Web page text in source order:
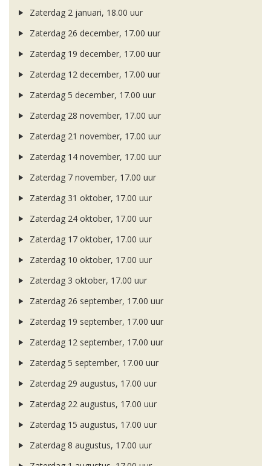
Zaterdag 2 januari, 18.00 uur
Zaterdag 26 december, 17.00 uur
Zaterdag 19 december, 17.00 uur
Zaterdag 12 december, 17.00 uur
Zaterdag 5 december, 17.00 uur
Zaterdag 28 november, 17.00 uur
Zaterdag 21 november, 17.00 uur
Zaterdag 14 november, 17.00 uur
Zaterdag 7 november, 17.00 uur
Zaterdag 31 oktober, 17.00 uur
Zaterdag 24 oktober, 17.00 uur
Zaterdag 17 oktober, 17.00 uur
Zaterdag 10 oktober, 17.00 uur
Zaterdag 3 oktober, 17.00 uur
Zaterdag 26 september, 17.00 uur
Zaterdag 19 september, 17.00 uur
Zaterdag 12 september, 17.00 uur
Zaterdag 5 september, 17.00 uur
Zaterdag 29 augustus, 17.00 uur
Zaterdag 22 augustus, 17.00 uur
Zaterdag 15 augustus, 17.00 uur
Zaterdag 8 augustus, 17.00 uur